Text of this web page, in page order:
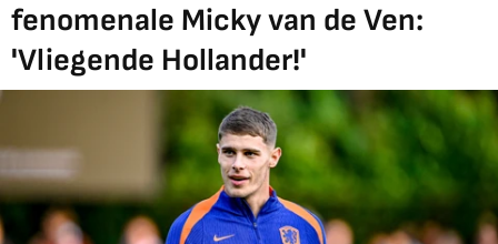
fenomenale Micky van de Ven:
'Vliegende Hollander!'